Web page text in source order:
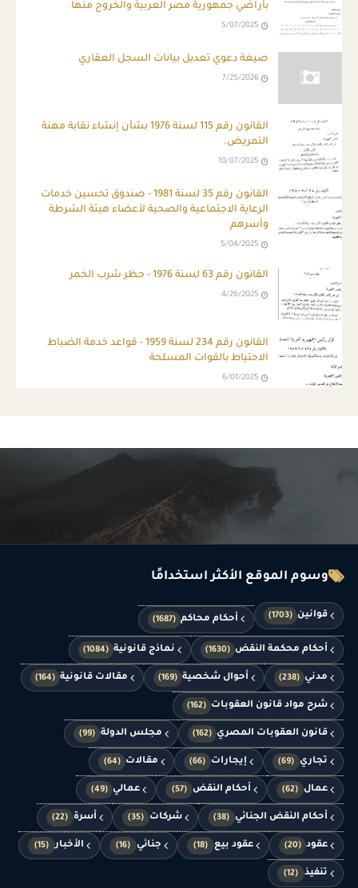
بأراضي جمهورية مصر العربية والخروج منها
5/07/2025
صيغة دعوي تعديل بيانات السجل العقاري
7/25/2026
القانون رقم 115 لسنة 1976 بشأن إنشاء نقابة مهنة
التمريض.
10/07/2025
القانون رقم 35 لسنة 1981 - صندوق تحسين خدمات
الرعاية الاجتماعية والصحية لأعضاء هيئة الشرطة
وأسرهم
5/04/2025
القانون رقم 63 لسنة 1976 - حظر شرب الخمر
4/26/2025
القانون رقم 234 لسنة 1959 - قواعد خدمة الضباط
الاحتياط بالقوات المسلحة
6/01/2025
وسوم الموقع الأكثر استخدامًا
قوانين (1703) أحكام محاكم (1687)
أحكام محكمة النقض (1630) نماذج قانونية (1084)
مدني (238) أحوال شخصية (169) مقالات قانونية (164)
شرح مواد قانون العقوبات (162)
قانون العقوبات المصري (162) مجلس الدولة (99)
تجاري (69) إيجارات (66) مقالات (64)
عمال (62) أحكام النقض (57) عمالي (49)
أحكام النقض الجنائي (38) شركات (35) أسرة (22)
عقود (20) عقود بيع (18) جنائي (16) الأخبار (15)
تنفيذ (12)